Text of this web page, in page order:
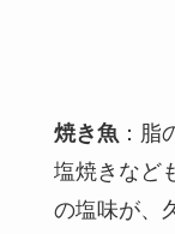
焼き魚 ：脂
塩焼きなど
の塩味が、